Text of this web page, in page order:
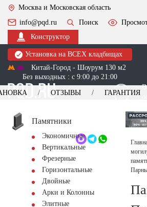
Москва и Московская область
info@pqd.ru
Поиск
Конструктор
Установка на ВСЕХ кладбищах
Китай-Город - Шоурум 130 м2
Без выходных : с 9:00 до 21:00
+7 (495) 518-44-23
Обратный звонок
ОТЗЫВЫ ГАРАНТИЯ
Памятники
Экономичные
Вертикальные
Фрезерные
Горизонтальные
Двойные
Арки и Колонны
Элитные